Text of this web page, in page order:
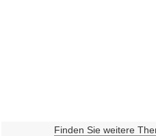
Finden Sie weitere